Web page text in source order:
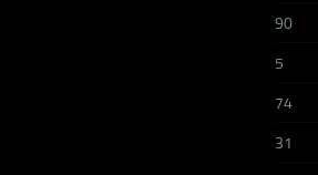
90
5
74
31